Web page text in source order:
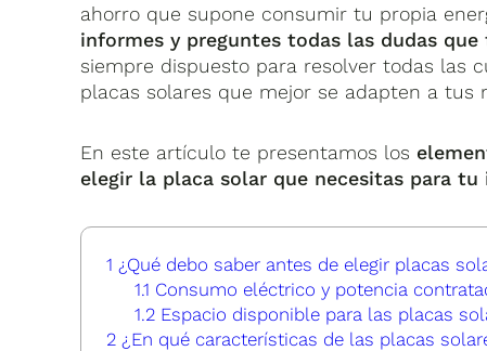
ahorro que supone consumir tu propia
informes y preguntes todas las dudas que
siempre dispuesto para resolver todas las
placas solares que mejor se adapten a tus
En este artículo te presentamos los
elegir la placa solar que necesitas para
1 ¿Qué debo saber antes de elegir placas
1.1 Consumo eléctrico y potencia
1.2Espacio disponible para las placas
2 ¿En qué características de las placas